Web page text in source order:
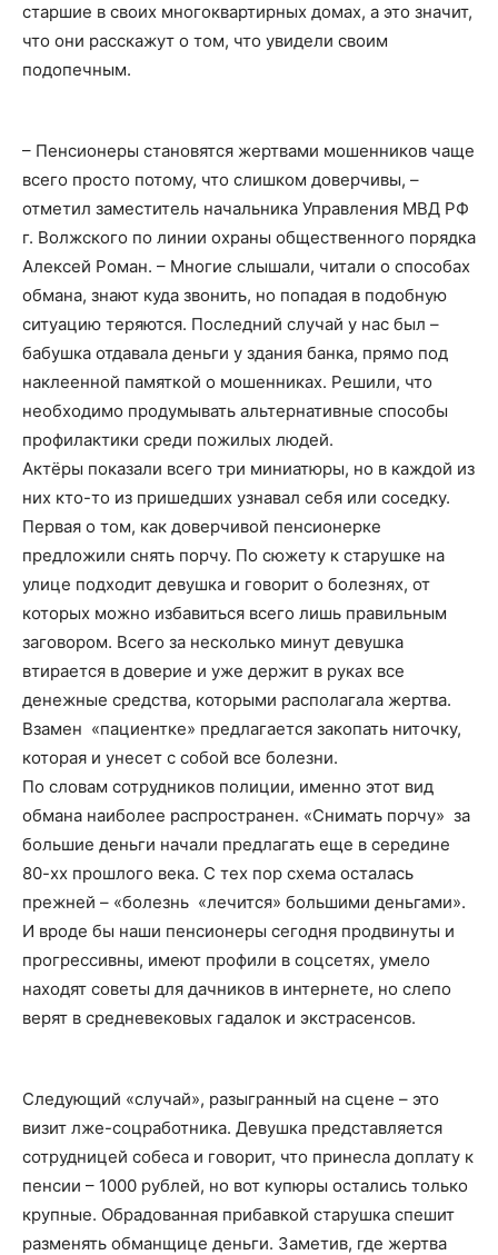
старшие в своих многоквартирных домах, а это значит,
что они расскажут о том, что увидели своим
подопечным.
– Пенсионеры становятся жертвами мошенников чаще
всего просто потому, что слишком доверчивы, –
отметил заместитель начальника Управления МВД РФ
г. Волжского по линии охраны общественного порядка
Алексей Роман. – Многие слышали, читали о способах
обмана, знают куда звонить, но попадая в подобную
ситуацию теряются. Последний случай у нас был –
бабушка отдавала деньги у здания банка, прямо под
наклеенной памяткой о мошенниках. Решили, что
необходимо продумывать альтернативные способы
профилактики среди пожилых людей.
Актёры показали всего три миниатюры, но в каждой из
них кто-то из пришедших узнавал себя или соседку.
Первая о том, как доверчивой пенсионерке
предложили снять порчу. По сюжету к старушке на
улице подходит девушка и говорит о болезнях, от
которых можно избавиться всего лишь правильным
заговором. Всего за несколько минут девушка
втирается в доверие и уже держит в руках все
денежные средства, которыми располагала жертва.
Взамен «пациентке» предлагается закопать ниточку,
которая и унесет с собой все болезни.
По словам сотрудников полиции, именно этот вид
обмана наиболее распространен. «Снимать порчу» за
большие деньги начали предлагать еще в середине
80-хх прошлого века. С тех пор схема осталась
прежней – «болезнь «лечится» большими деньгами».
И вроде бы наши пенсионеры сегодня продвинуты и
прогрессивны, имеют профили в соцсетях, умело
находят советы для дачников в интернете, но слепо
верят в средневековых гадалок и экстрасенсов.
Следующий «случай», разыгранный на сцене – это
визит лже-соцработника. Девушка представляется
сотрудницей собеса и говорит, что принесла доплату к
пенсии – 1000 рублей, но вот купюры остались только
крупные. Обрадованная прибавкой старушка спешит
разменять обманщице деньги. Заметив, где жертва